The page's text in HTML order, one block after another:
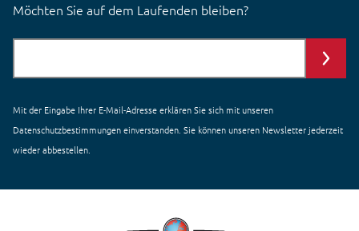
Möchten Sie auf dem Laufenden bleiben?
Mit der Eingabe Ihrer E-Mail-Adresse erklären Sie sich mit unseren
Datenschutzbestimmungen einverstanden. Sie können unseren Newsletter jederzeit
wieder abbestellen.